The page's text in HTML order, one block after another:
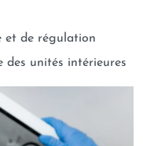
et de régulation
des unités intérieures